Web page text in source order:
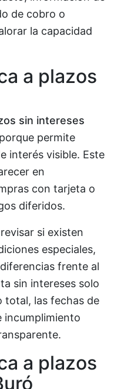
de cobro o
la capacidad
a plazos
sin intereses
permite
interés visible. Este
en
con tarjeta o
diferidos.
si existen
especiales,
frente al
sin intereses solo
total, las fechas de
incumplimiento
a plazos